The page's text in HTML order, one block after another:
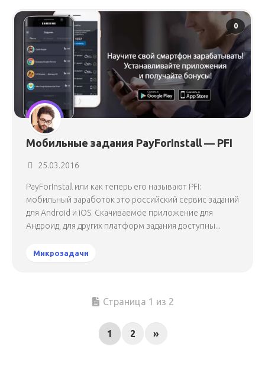
0
Мобильные задания PayForInstall — PFI
25.03.2016
PayForInstall или как теперь его называют PFI:
мобильный заработок это российский сервис заданий
для Android и iOS. Скачиваемое приложение для
Андроид, для других платформ задания доступны...
Микрозадачи
Страница 1 из 2
1 2 »